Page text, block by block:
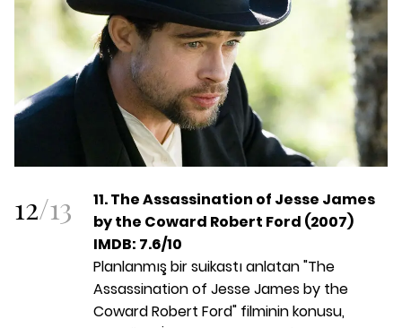
12/13
11. The Assassination of Jesse James
by the Coward Robert Ford (2007)
IMDB: 7.6/10
Planlanmış bir suikastı anlatan "The
Assassination of Jesse James by the
Coward Robert Ford" filminin konusu,